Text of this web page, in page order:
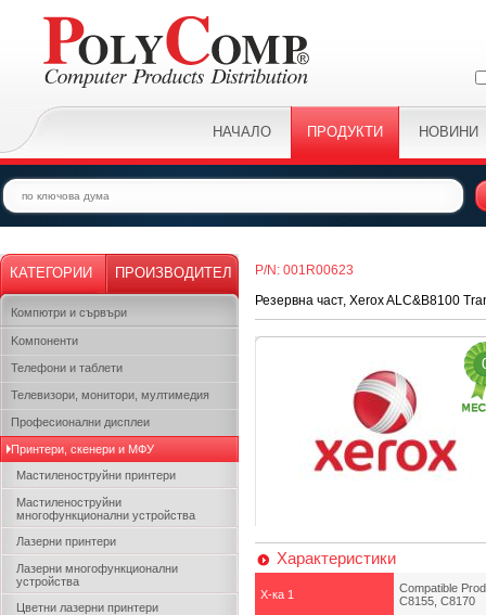
НАЧАЛО ПРОДУКТИ НОВИНИ
КАТЕГОРИИ ПРОИЗВОДИТЕЛ
Компютри и сървъри
Kомпоненти
Телефони и таблети
Телевизори, монитори, мултимедия
Професионални дисплеи
Принтери, скенери и МФУ
Мастиленоструйни принтери
Мастиленоструйни
многофункционални устройства
Лазерни принтери
Лазерни многофункционални
устройства
Цветни лазерни принтери
P/N: 001R00623
Резервна част, Xerox ALC&B8100
Характеристики
Х-ка 1
Compatible
C8155, C8170